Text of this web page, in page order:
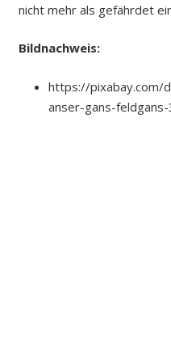
nicht mehr als gefährdet
Bildnachweis:
https://pixabay.com/
anser-gans-